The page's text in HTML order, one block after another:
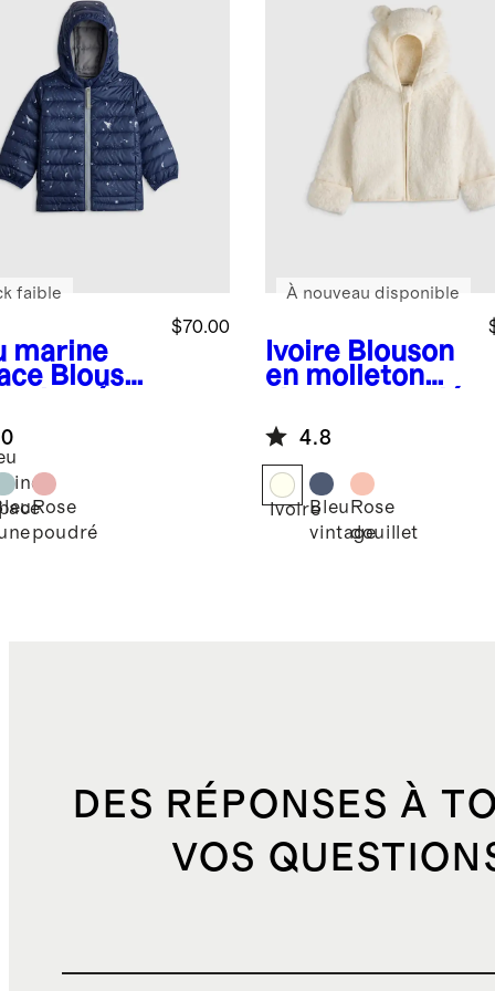
marine
Blouso
léger à
$70.00
faible
Rose
poudré
Ivoire Blouson
en molleton
à capuche à
oreilles
À nouveau disponible
4.8
IvoireBleu
vintage
Rose
douillet
DES RÉPONSES À
VOS